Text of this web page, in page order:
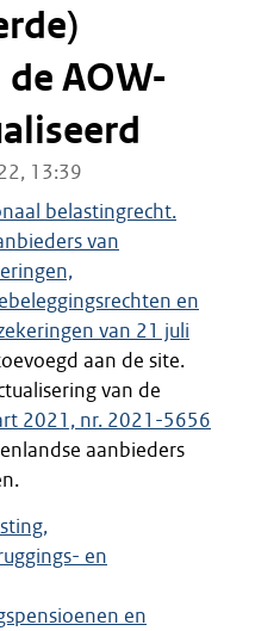
AOW-
13:39
belastingrecht.
van
en
van 21 juli
aan de site.
van de
2021, nr. 2021-5656
aanbieders
en
en